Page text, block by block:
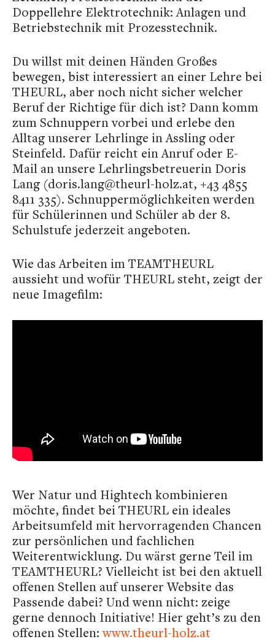
Doppellehre Elektrotechnik: Anlagen und
Betriebstechnik mit Prozesstechnik.
Du willst mit deinen Händen Großes
bewegen, bist interessiert an einer Lehre bei
THEURL, aber noch nicht sicher welcher
Beruf der Richtige für dich ist? Dann komm
zum Schnuppern vorbei und erlebe den
Alltag unserer Lehrlinge in Assling oder
Steinfeld. Dafür reicht ein Anruf oder E-
Mail an unsere Lehrlingsbetreuerin Doris
Lang (doris.lang@theurl-holz.at, +43 4855
8411 335). Schnuppermöglichkeiten werden
für Schülerinnen und Schüler ab der 8.
Schulstufe jederzeit angeboten.
Wie das Arbeiten im TEAMTHEURL
aussieht und wofür THEURL steht, zeigt der
neue Imagefilm:
Wer Natur und Hightech kombinieren
möchte, findet bei THEURL ein ideales
Arbeitsumfeld mit hervorragenden Chancen
zur persönlichen und fachlichen
Weiterentwicklung. Du wärst gerne Teil im
TEAMTHEURL? Vielleicht ist bei den aktuell
offenen Stellen auf unserer Website das
Passende dabei? Und wenn nicht: zeige
gerne dennoch Initiative! Hier geht’s zu den
offenen Stellen:www.theurl-holz.at